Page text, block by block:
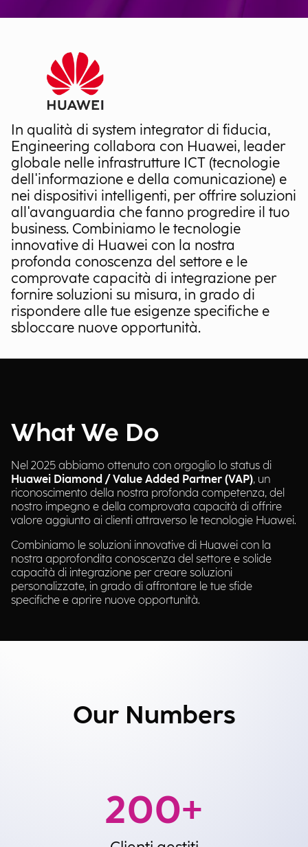
In qualità di system integrator di fiducia,
Engineering collabora con Huawei, leader
globale nelle infrastrutture ICT (tecnologie
dell'informazione e della comunicazione) e
nei dispositivi intelligenti, per offrire soluzioni
all'avanguardia che fanno progredire il tuo
business. Combiniamo le tecnologie
innovative di Huawei con la nostra
profonda conoscenza del settore e le
comprovate capacità di integrazione per
fornire soluzioni su misura, in grado di
rispondere alle tue esigenze specifiche e
sbloccare nuove opportunità.
What We Do
Nel 2025 abbiamo ottenuto con orgoglio lo status di
Huawei Diamond / Value Added Partner (VAP), un
riconoscimento della nostra profonda competenza, del
nostro impegno e della comprovata capacità di offrire
valore aggiunto ai clienti attraverso le tecnologie Huawei.
Combiniamo le soluzioni innovative di Huawei con la
nostra approfondita conoscenza del settore e solide
capacità di integrazione per creare soluzioni
personalizzate, in grado di affrontare le tue sfide
specifiche e aprire nuove opportunità.
Our Numbers
200+